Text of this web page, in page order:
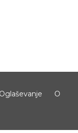
Oglaševanje
O